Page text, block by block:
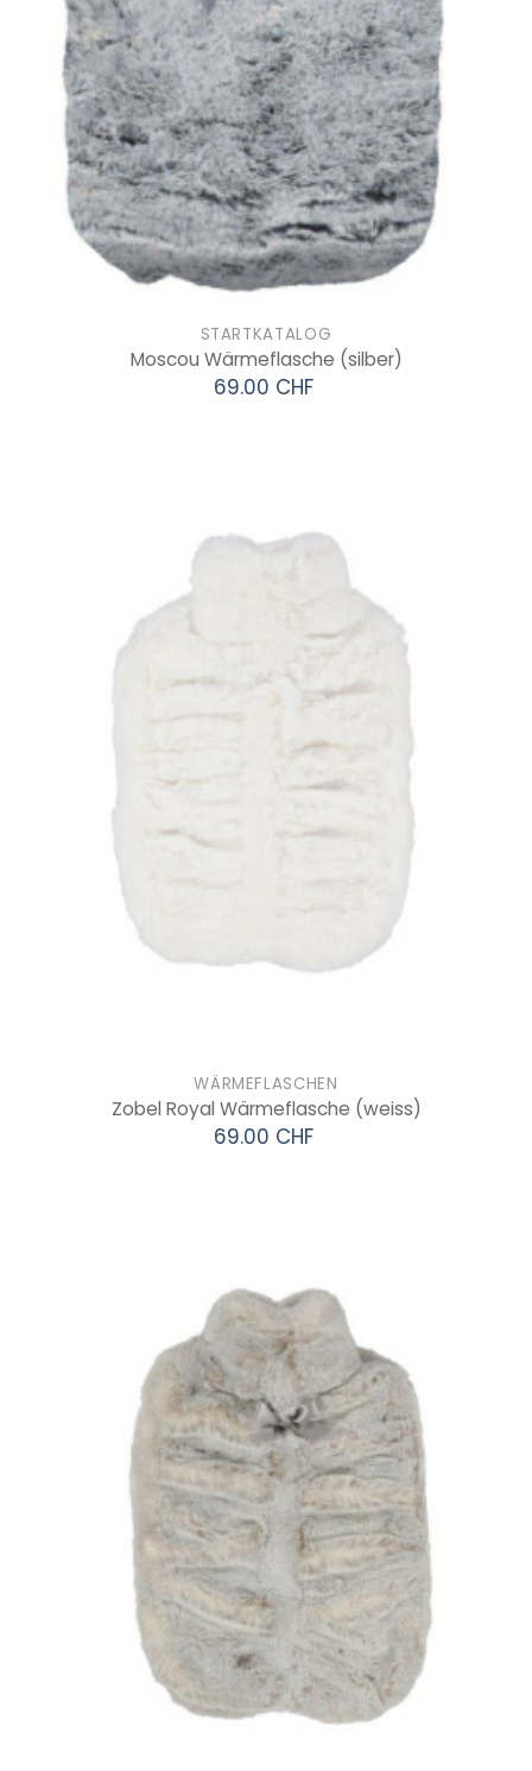
STARTKATALOG
Moscou Wärmeflasche (silber)
69.00 CHF
WÄRMEFLASCHEN
Zobel Royal Wärmeflasche (weiss)
69.00 CHF